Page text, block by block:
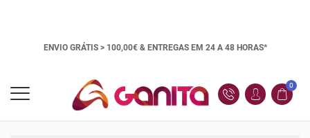
ENVIO GRÁTIS > 100,00€ & ENTREGAS EM 24 A 48 HORAS*
0